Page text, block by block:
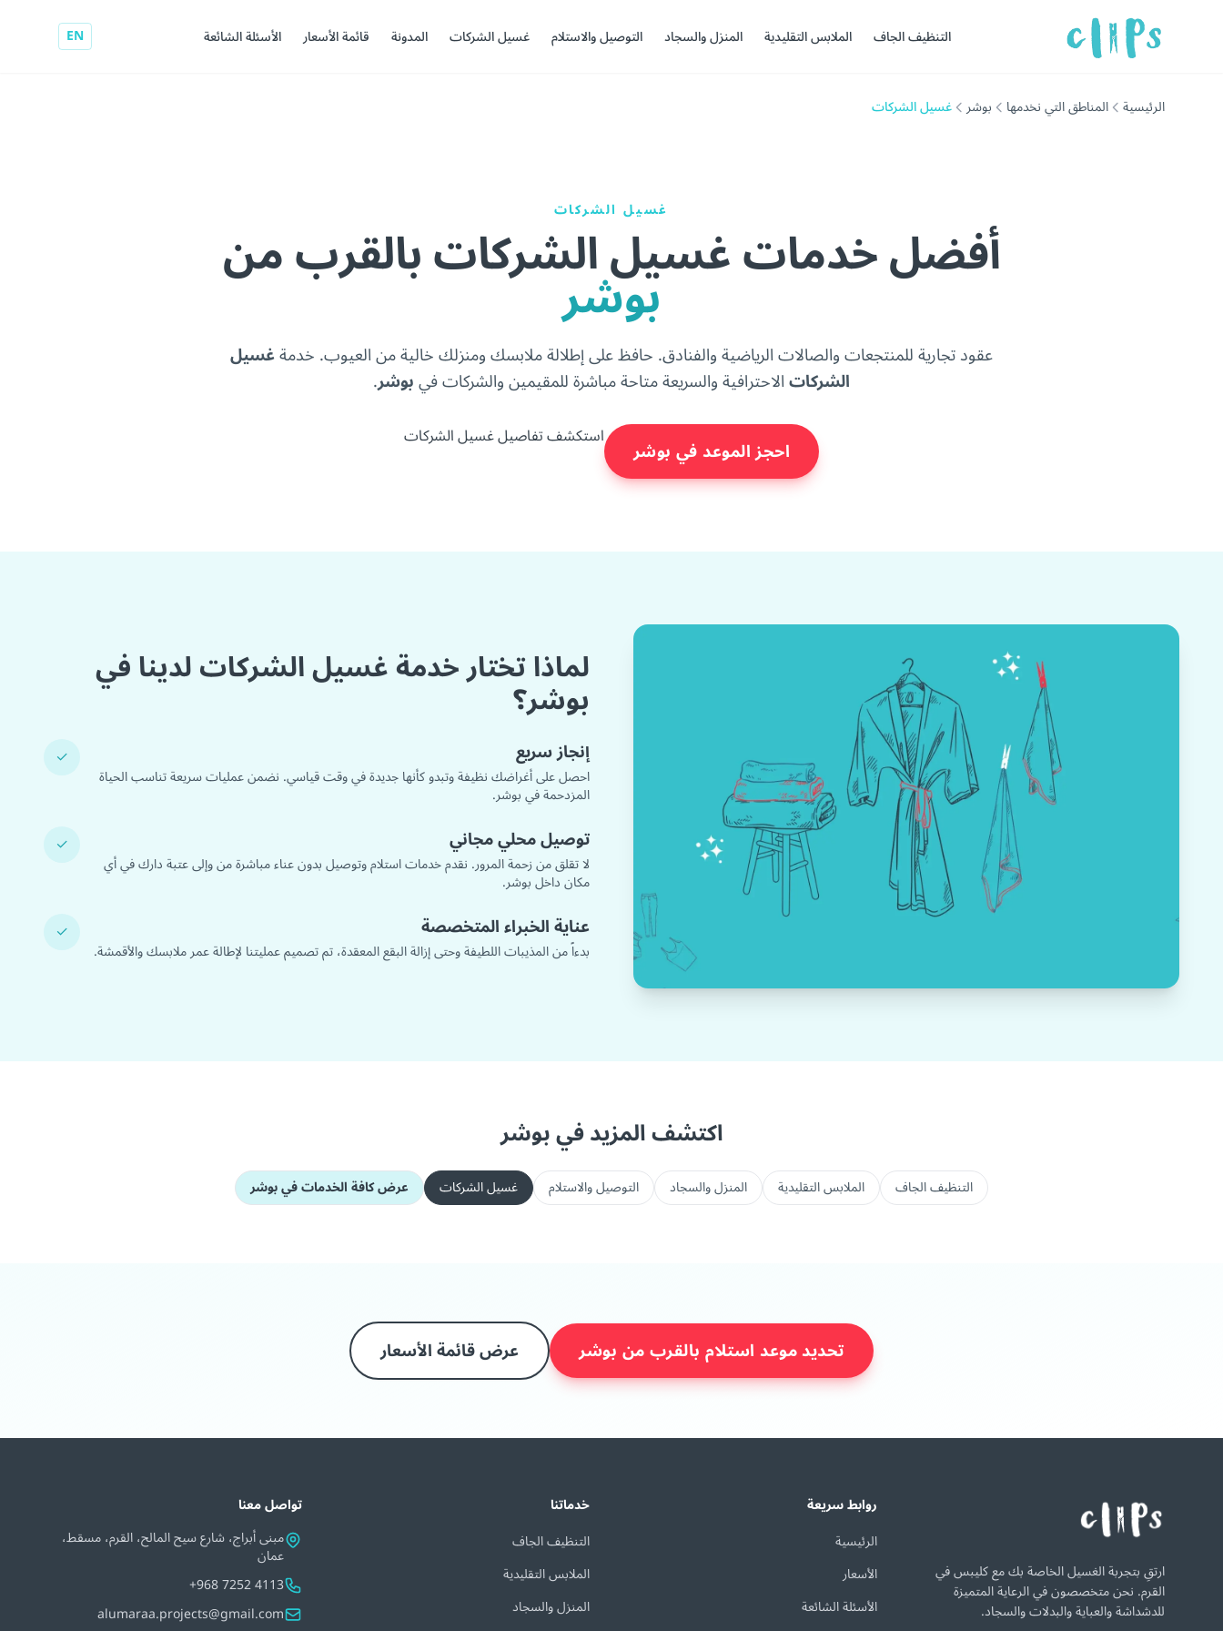
التنظيف الجاف الملابس التقليدية المنزل والسجاد التوصيل والاستلام غسيل الشركات المدونة قائمة الأسعار الأسئلة الشائعة EN
الرئيسية المناطق التي نخدمها بوشر غسيل الشركات
غسيل الشركات
أفضل خدمات غسيل الشركات بالقرب من
بوشر
عقود تجارية للمنتجعات والصالات الرياضية والفنادق. حافظ على إطلالة ملابسك ومنزلك خالية من العيوب. خدمةغسيل
الشركاتالاحترافية والسريعة متاحة مباشرة للمقيمين والشركات فيبوشر.
احجز الموعد في بوشر استكشف تفاصيل غسيل الشركات
لماذا تختار خدمة غسيل الشركات لدينا في
بوشر؟
✓ إنجاز سريع
احصل على أغراضك نظيفة وتبدو كأنها جديدة في وقت قياسي. نضمن عمليات سريعة تناسب الحياة
المزدحمة في بوشر.
✓ توصيل محلي مجاني
لا تقلق من زحمة المرور. نقدم خدمات استلام وتوصيل بدون عناء مباشرة من وإلى عتبة دارك في أي
مكان داخل بوشر.
✓ عناية الخبراء المتخصصة
بدءاً من المذيبات اللطيفة وحتى إزالة البقع المعقدة، تم تصميم عمليتنا لإطالة عمر ملابسك والأقمشة.
اكتشف المزيد في بوشر
التنظيف الجاف الملابس التقليدية المنزل والسجاد التوصيل والاستلام غسيل الشركات عرض كافة الخدمات في بوشر
تحديد موعد استلام بالقرب من بوشر عرض قائمة الأسعار
ارتقِ بتجربة الغسيل الخاصة بك مع كليبس في
القرم. نحن متخصصون في الرعاية المتميزة
للدشداشة والعباية والبدلات والسجاد.
روابط سريعة
الرئيسية
الأسعار
الأسئلة الشائعة
خدماتنا
التنظيف الجاف
الملابس التقليدية
المنزل والسجاد
تواصل معنا
مبنى أبراج، شارع سيح المالح، القرم، مسقط،
عمان
+968 7252 4113
alumaraa.projects@gmail.com